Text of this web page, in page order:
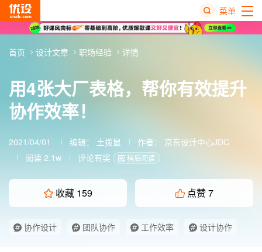
菜单
用4张大厂表格，帮你有效提升
协作效率！
2021/04/01 编辑： 土拨鼠 作者： 京东设计中心JDC
阅读 2.1w
评论有奖 稍后阅读
收藏 159 点赞7
协作设计 团队协作 工作效率 设计协作
首页 设计文章 职场经验 详情